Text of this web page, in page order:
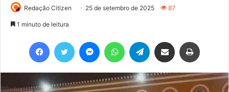
Redação Citizen 25 de setembro de 2025 87
1 minuto de leitura